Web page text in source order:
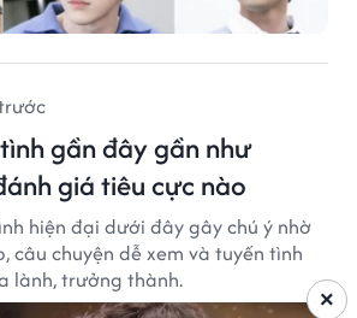
gần đây gần như
giá tiêu cực nào
hiện đại dưới đây gây chú ý nhờ
câu chuyện dễ xem và tuyến tình
lành, trưởng thành.
×